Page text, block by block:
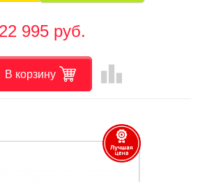
22 995 руб.
В корзину leaderboard